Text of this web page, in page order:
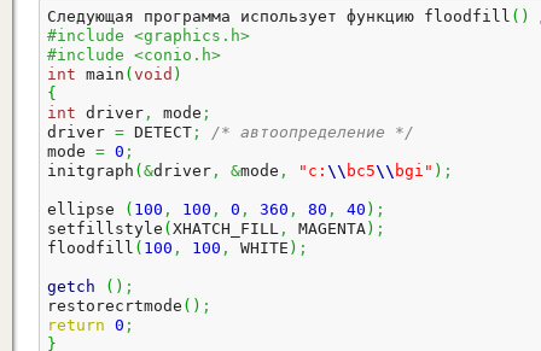
Следующая программа использует функцию floodfill ( )
#include <graphics.h>
#include <conio.h>
int main ( void )
{
int driver , mode ;
driver = DETECT ;
/* автоопределение */
mode = 0 ;
initgraph ( &driver , &mode , "c: \\ bc5\\ bgi" ) ;
ellipse ( 100 , 100 , 0 , 360 , 80 , 40 ) ;
setfillstyle ( XHATCH_FILL , MAGENTA) ;
floodfill ( 100 , 100 , WHITE ) ;
getch ( ) ;
restorecrtmode ( ) ;
return 0 ;
}